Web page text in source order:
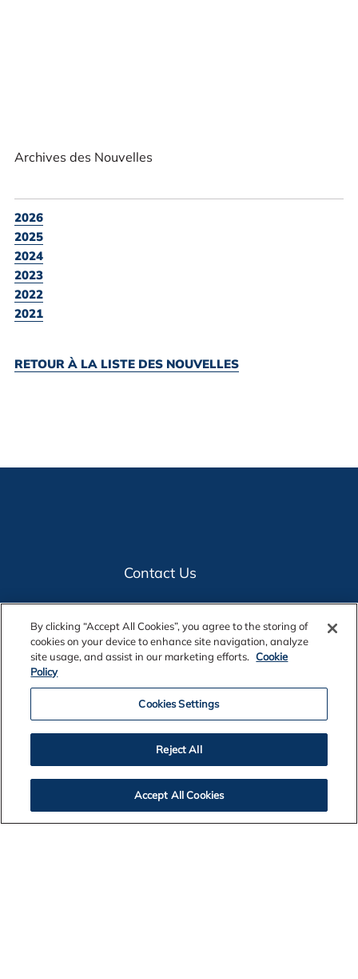
Archives des Nouvelles
2026
2025
2024
2023
2022
2021
RETOUR À LA LISTE DES NOUVELLES
Contact Us
Legal Notices
Cookie Policy
Accessibility
By clicking “Accept All Cookies”, you agree to the storing of
cookies on your device to enhance site navigation, analyze
site usage, and assist in our marketing efforts. Cookie
Policy
Cookies Settings
Reject All
Accept All Cookies